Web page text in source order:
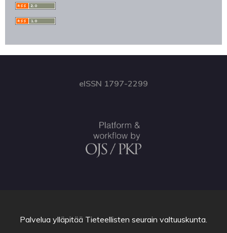
eISSN 1797-2299
Palvelua ylläpitää Tieteellisten seurain valtuuskunta.